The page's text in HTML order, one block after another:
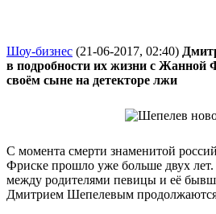
Шоу-бизнес (21-06-2017, 02:40)
в подробности их жизни с Жанной
своём сыне на детекторе лжи
С момента смерти знаменитой
Фриске прошло уже больше двух
между родителями певицы и её
Дмитрием Шепелевым